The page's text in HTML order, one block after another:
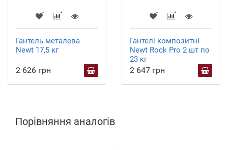
Гантель металева
Newt 17,5 кг
2 626 грн
Гантелі композитні
Newt Rock Pro 2 шт по
23 кг
2 647 грн
Порівняння аналогів